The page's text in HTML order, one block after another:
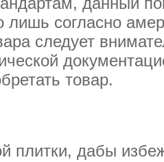
лишь согласно
следует
товар.
плитки, дабы